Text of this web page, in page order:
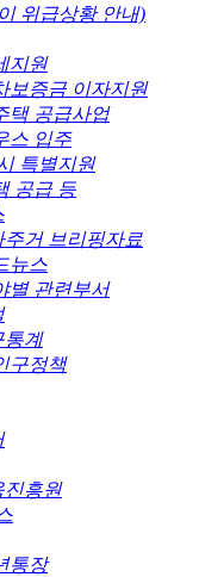
위급상황 안내)
지원
보증금 이자지원
택 공급사업
스 입주
특별지원
공급 등
주거 브리핑자료
뉴스
별 관련부서
통계
구정책
진흥원
통장